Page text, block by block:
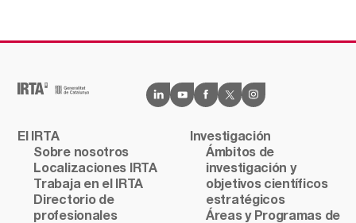
El IRTA
Sobre nosotros
Localizaciones IRTA
Trabaja en el IRTA
Directorio de
profesionales
Investigación
Ámbitos de
investigación y
objetivos científicos
estratégicos
Áreas y Programas de